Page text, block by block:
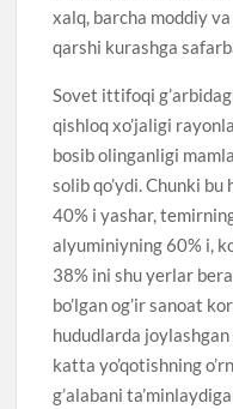
xalq, barcha moddiy
qarshi kurashga
Sovet ittifoqi
qishloq xo’jaligi
bosib olinganligi
solib qo’ydi. Chunki
40% i yashar,
alyuminiyning 60% i,
38% ini shu yerlar
bo’lgan og’ir sanoat
hududlarda
katta yo’qotishning
g’alabani